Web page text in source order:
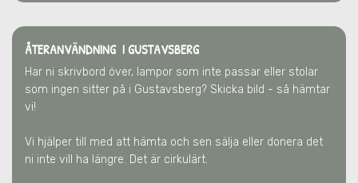
ÅTERANVÄNDNING I GUSTAVSBERG
Har ni skrivbord över, lampor som inte passar eller stolar
som ingen sitter på i Gustavsberg? Skicka bild - så hämtar
vi!
Vi hjälper till med att hämta och sen sälja eller donera det
ni inte vill ha längre. Det är cirkulärt.